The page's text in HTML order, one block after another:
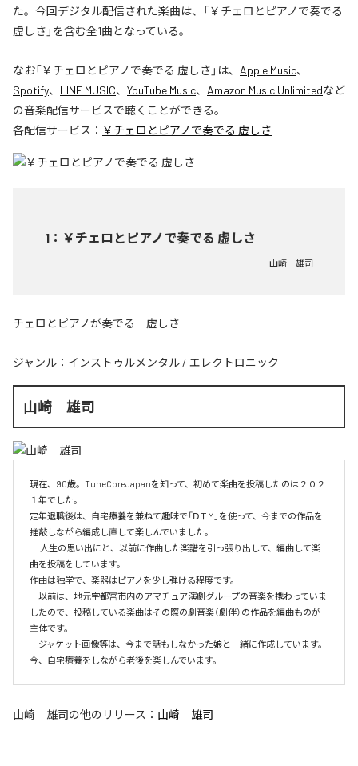
た。今回デジタル配信された楽曲は、「￥チェロとピアノで奏でる
虚しさ」を含む全1曲となっている。
なお「￥チェロとピアノで奏でる 虚しさ 」は、 Apple Music、
Spotify、 LINE MUSIC、 YouTube Music、 Amazon Music Unlimitedなど
の音楽配信サービスで聴くことができる。
各配信サービス： ￥チェロとピアノで奏でる 虚しさ
1 ： ￥チェロとピアノで奏でる 虚しさ
山崎 雄司
チェロとピアノが奏でる 虚しさ
ジャンル： インストゥルメンタル / エレクトロニック
山崎 雄司
現在、90歳。TuneCoreJapanを知って、初めて楽曲を投稿したのは２０２
１年でした。
定年退職後は、自宅療養を兼ねて趣味で「ⅮＴM」を使って、今までの作品を
推敲しながら編成し直して楽しんでいました。
人生の思い出にと、以前に作曲した楽譜を引っ張り出して、編曲して楽
曲を投稿をしています。
作曲は独学で、楽器はピアノを少し弾ける程度です。
以前は、地元宇都宮市内のアマチュア演劇グループの音楽を携わっていま
したので、投稿している楽曲はその際の劇音楽（劇伴）の作品を編曲ものが
主体です。
ジャケット画像等は、今まで話もしなかった娘と一緒に作成しています。
今、自宅療養をしながら老後を楽しんでいます。
山崎 雄司の他のリリース： 山崎 雄司